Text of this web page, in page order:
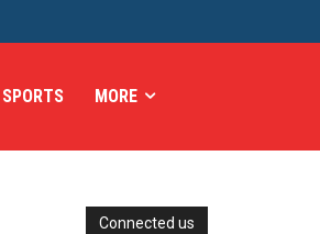
SPORTS MORE
Connected us